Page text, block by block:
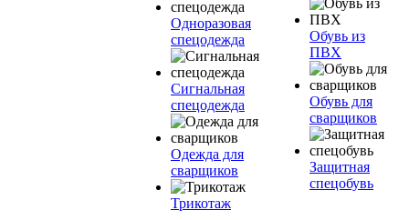
Одноразовая
спецодежда
Сигнальная
спецодежда
Одежда для
сварщиков
Трикотаж
Обувь из
ПВХ
Обувь для
сварщиков
Защитная
спецобувь